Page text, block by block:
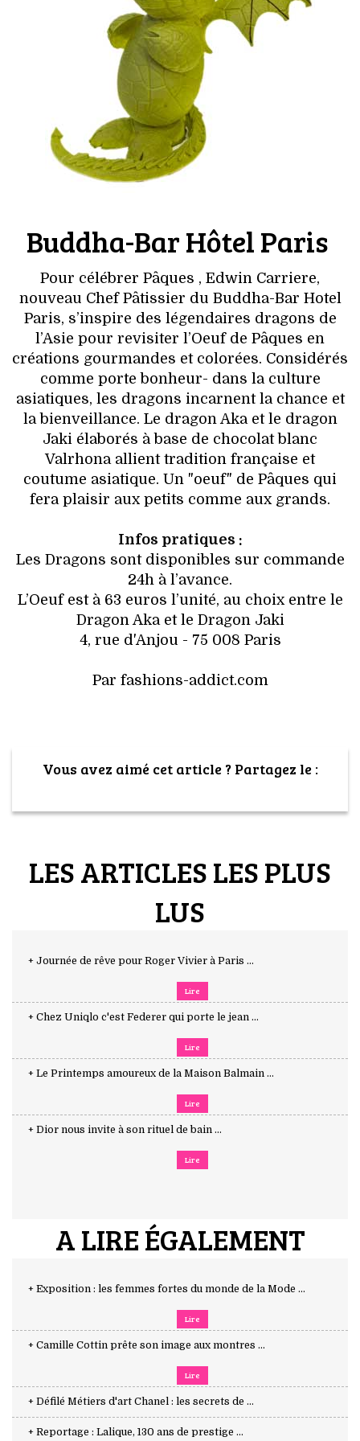
Buddha-Bar Hôtel Paris
Pour célébrer Pâques , Edwin Carriere,
nouveau Chef Pâtissier du Buddha-Bar Hotel
Paris, s’inspire des légendaires dragons de
l’Asie pour revisiter l’Oeuf de Pâques en
créations gourmandes et colorées. Considérés
comme porte bonheur- dans la culture
asiatiques, les dragons incarnent la chance et
la bienveillance. Le dragon Aka et le dragon
Jaki élaborés à base de chocolat blanc
Valrhona allient tradition française et
coutume asiatique. Un "oeuf" de Pâques qui
fera plaisir aux petits comme aux grands.
Infos pratiques :
Les Dragons sont disponibles sur commande
24h à l’avance.
L’Oeuf est à 63 euros l’unité, au choix entre le
Dragon Aka et le Dragon Jaki
4, rue d'Anjou - 75 008 Paris
Par fashions-addict.com
Vous avez aimé cet article ? Partagez le :
LES ARTICLES LES PLUS
LUS
+ Journée de rêve pour Roger Vivier à Paris ...
Lire
+ Chez Uniqlo c'est Federer qui porte le jean ...
Lire
+ Le Printemps amoureux de la Maison Balmain ...
Lire
+ Dior nous invite à son rituel de bain ...
Lire
A LIRE ÉGALEMENT
+ Exposition : les femmes fortes du monde de la Mode ...
Lire
+ Camille Cottin prête son image aux montres ...
Lire
+ Défilé Métiers d'art Chanel : les secrets de ...
+ Reportage : Lalique, 130 ans de prestige ...